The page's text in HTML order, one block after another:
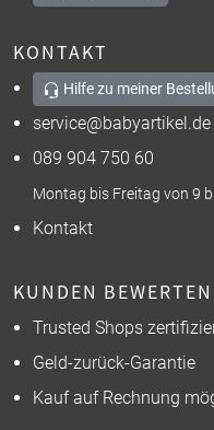
KONTAKT
Hilfe zu meiner
service@babyartikel.de
089 904 750 60
Montag bis Freitag von 9
Kontakt
KUNDEN
Trusted Shops
Geld-zurück-Garantie
Kauf auf Rechnung